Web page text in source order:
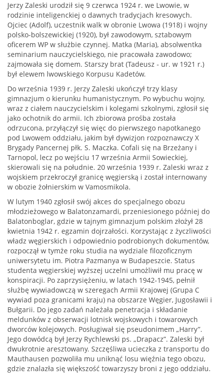
Jerzy Zaleski urodził się 9 czerwca 1924 r. we Lwowie, w
rodzinie inteligenckiej o dawnych tradycjach kresowych.
Ojciec (Adolf), uczestnik walk w obronie Lwowa (1918) i wojny
polsko-bolszewickiej (1920), był zawodowym, sztabowym
oficerem WP w służbie czynnej. Matka (Maria), absolwentka
seminarium nauczycielskiego, nie pracowała zawodowo;
zajmowała się domem. Starszy brat (Tadeusz - ur. w 1921 r.)
był elewem lwowskiego Korpusu Kadetów.
Do września 1939 r. Jerzy Zaleski ukończył trzy klasy
gimnazjum o kierunku humanistycznym. Po wybuchu wojny,
wraz z ciałem nauczycielskim i kolegami szkolnymi, zgłosił się
jako ochotnik do armii. Ich zbiorowa prośba została
odrzucona, przyłączył się więc do pierwszego napotkanego
pod Lwowem oddziału, jakim był dywizjon rozpoznawczy X
Brygady Pancernej płk. S. Maczka. Cofali się na Brzeżany i
Tarnopol, lecz po wejściu 17 września Armii Sowieckiej,
skierowali się na południe. 20 września 1939 r. Zaleski wraz z
wojskiem przekroczył granicę węgierską i został internowany
w obozie żołnierskim w Vamosmikola.
W lutym 1940 zgłosił swój akces do specjalnego obozu
młodzieżowego w Balatonzamardi, przeniesionego później do
Balatonboglar, gdzie w tajnym gimnazjum polskim złożył 28
kwietnia 1942 r. egzamin dojrzałości. Korzystając z życzliwości
władz węgierskich i odpowiednio podrobionych dokumentów,
rozpoczął w tymże roku studia na wydziale filozoficznym
uniwersytetu im. Piotra Pazmanya w Budapeszcie. Status
studenta węgierskiej wyższej uczelni umożliwił mu pracę w
konspiracji. Po zaprzysiężeniu, w latach 1942-1945, pełnił
służbę wywiadowczą w szeregach Armii Krajowej (Grupa C
wywiad poza granicami kraju) na obszarze Węgier, Jugosławii i
Bułgarii. Do jego zadań należała penetracja i składanie
meldunków z obserwacji lotnisk wojskowych i towarowych
dworców kolejowych. Posługiwał się pseudonimem „Harry”.
Jego dowódcą był Jerzy Rychlewski ps. „Drapacz”. Zaleski był
dwukrotnie aresztowany. Szczęśliwa ucieczka z transportu do
Mauthausen pozwoliła mu uniknąć losu więźnia tego obozu,
gdzie znalazła się większość towarzyszy broni z jego oddziału.